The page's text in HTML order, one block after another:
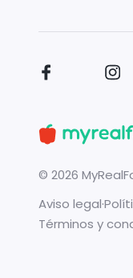
© 2026
Aviso legal·
Términos y